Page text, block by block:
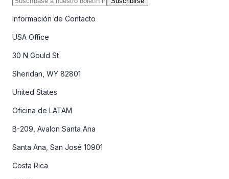
Información de Contacto
USA Office
30 N Gould St
Sheridan, WY 82801
United States
Oficina de LATAM
B-209, Avalon Santa Ana
Santa Ana, San José 10901
Costa Rica